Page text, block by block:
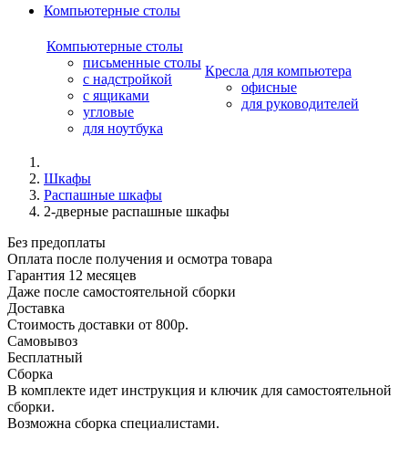
Компьютерные столы
Компьютерные столы
письменные столы
с надстройкой
с ящиками
угловые
для ноутбука
Кресла для компьютера
офисные
для руководителей
Шкафы
Распашные шкафы
2-дверные распашные шкафы
Очистить
Цена
5100₽
Ширина:
50см 130см
Глубина:
Без предоплаты
Оплата после получения и осмотра товара
Гарантия 12 месяцев
Даже после самостоятельной сборки
Доставка
Стоимость доставки от 800р.
Самовывоз
Бесплатный
Сборка
В комплекте идет инструкция и ключик для самостоятельной
сборки.
Возможна сборка специалистами.